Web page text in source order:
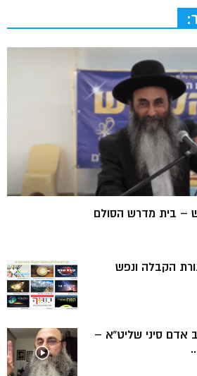
– בית מדרש הסולם
הקבלה ונפש
אדם סיני שליט”א –